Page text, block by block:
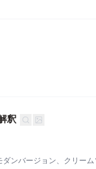
釈
ンバージョン、クリーム